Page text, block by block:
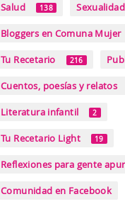
Salud 138 Sexualidad
Bloggers en Comuna Mujer
Tu Recetario 216
Cuentos, poesías y relatos
Literatura infantil 2
Tu Recetario Light 19
Reflexiones para gente
Comunidad en Facebook